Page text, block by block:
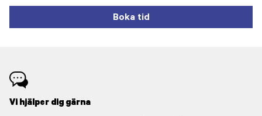
Boka tid
Vi hjälper dig gärna